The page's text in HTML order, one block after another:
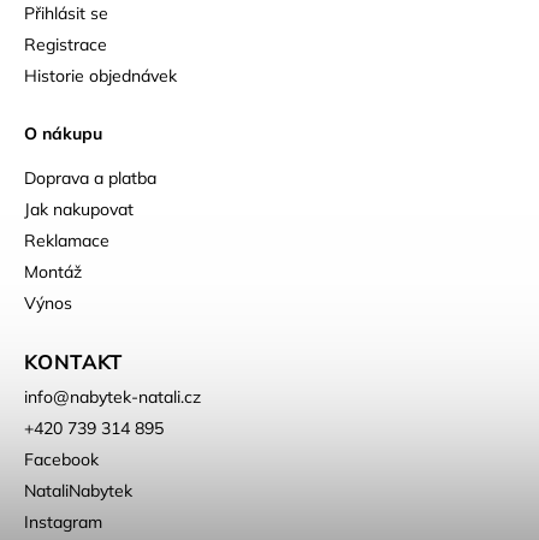
Přihlásit se
Registrace
Historie objednávek
O nákupu
Doprava a platba
Jak nakupovat
Reklamace
Montáž
Výnos
KONTAKT
info@nabytek-natali.cz
+420 739 314 895
Facebook
NataliNabytek
Instagram